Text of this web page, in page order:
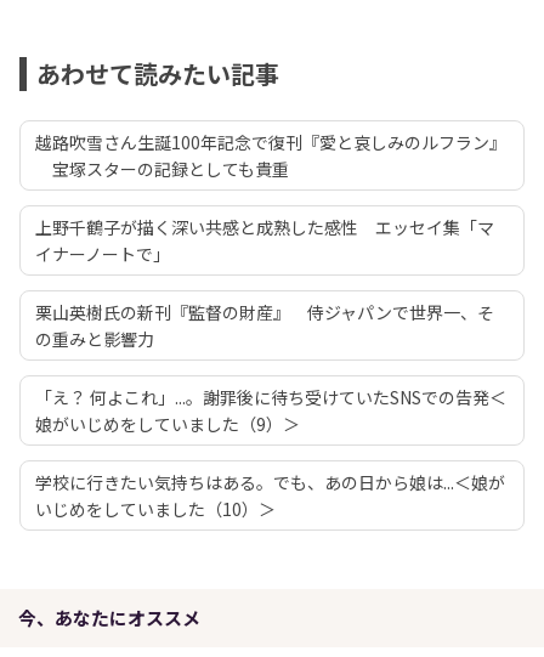
あわせて読みたい記事
越路吹雪さん生誕100年記念で復刊『愛と哀しみのルフラン』
宝塚スターの記録としても貴重
上野千鶴子が描く深い共感と成熟した感性 エッセイ集「マ
イナーノートで」
栗山英樹氏の新刊『監督の財産』 侍ジャパンで世界一、そ
の重みと影響力
「え？ 何よこれ」...。謝罪後に待ち受けていたSNSでの告発＜
娘がいじめをしていました（9）＞
学校に行きたい気持ちはある。でも、あの日から娘は...＜娘が
いじめをしていました（10）＞
今、あなたにオススメ